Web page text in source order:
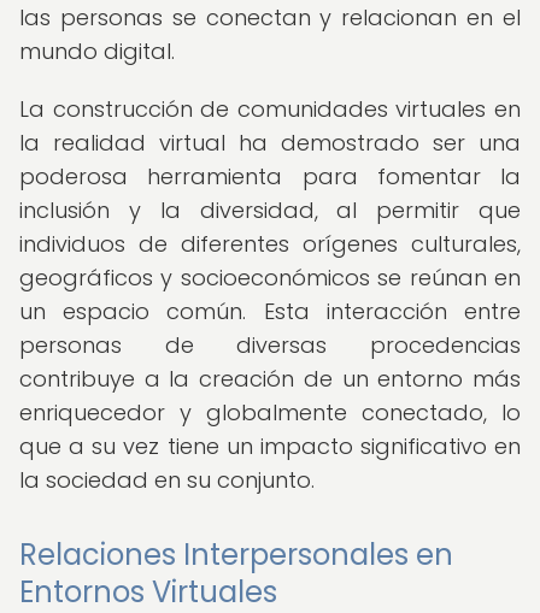
las personas se conectan y relacionan en el
mundo digital.
La construcción de comunidades virtuales en
la realidad virtual ha demostrado ser una
poderosa herramienta para fomentar la
inclusión y la diversidad, al permitir que
individuos de diferentes orígenes culturales,
geográficos y socioeconómicos se reúnan en
un espacio común. Esta interacción entre
personas de diversas procedencias
contribuye a la creación de un entorno más
enriquecedor y globalmente conectado, lo
que a su vez tiene un impacto significativo en
la sociedad en su conjunto.
Relaciones Interpersonales en
Entornos Virtuales